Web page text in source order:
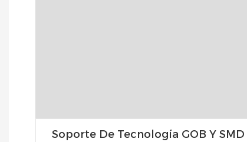
Soporte De Tecnología GOB Y SMD